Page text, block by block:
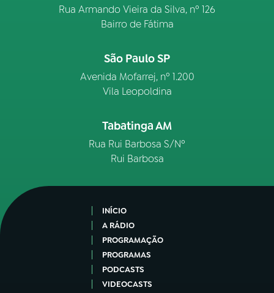
Rua Armando Vieira da Silva, nº 126
Bairro de Fátima
São Paulo SP
Avenida Mofarrej, nº 1.200
Vila Leopoldina
Tabatinga AM
Rua Rui Barbosa S/Nº
Rui Barbosa
INÍCIO
A RÁDIO
PROGRAMAÇÃO
PROGRAMAS
PODCASTS
VIDEOCASTS